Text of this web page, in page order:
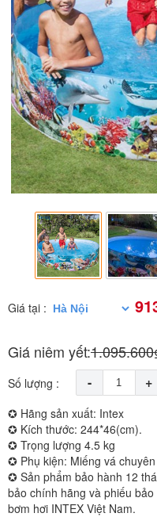
Giá tại :
Giá niêm yết:
Số lượng : - +
✪ Hãng sản xuất: Intex
✪ Kích thước: 244*46(cm).
✪ Trọng lượng 4.5 kg
✪ Phụ kiện: Miếng vá
✪ Sản phẩm bảo hành 12
bảo chính hãng và phiếu
bơm hơi INTEX Việt Nam.